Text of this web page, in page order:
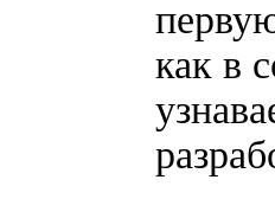
как в